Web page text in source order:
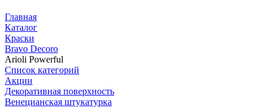
Главная
Каталог
Краски
Bravo Decoro
Arioli Powerful
Список категорий
Акции
Декоративная поверхность
Венецианская штукатурка